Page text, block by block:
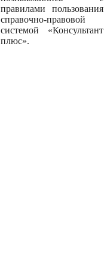
правилами пользования
справочно-правовой
системой «Консультант
плюс».